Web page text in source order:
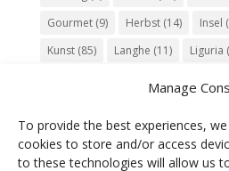
Manage
To provide the best experiences,
cookies to store and/or access
to these technologies will allow us
Gourmet(9) Herbst(14) Insel
Kunst(85) Langhe (11) Liguria
Piemonte(15) Puglia(12)
Sardegna(20) September(9)